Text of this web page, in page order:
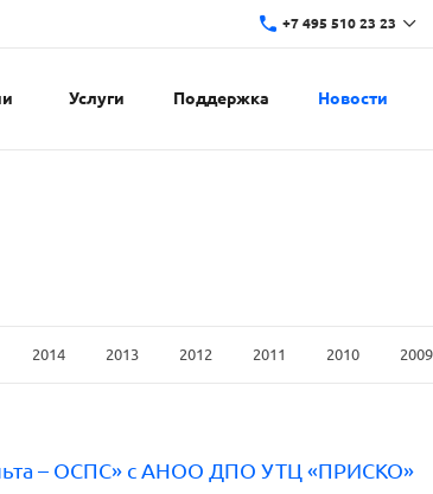
+7 495 510 23 23
Услуги Поддержка Новости
2014 2013 2012 2011 2010 2009
– ОСПС» с АНОО ДПО УТЦ «ПРИСКО»